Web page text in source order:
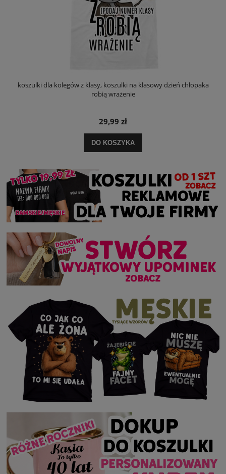
koszulki dla kolegów z klasy, koszulki na klasowy dzień chłopaka
robią wrażenie
29,99 zł
DO KOSZYKA